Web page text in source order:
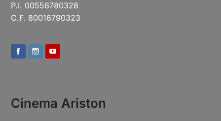
P.I. 00556780328
C.F. 80016790323
Cinema Ariston